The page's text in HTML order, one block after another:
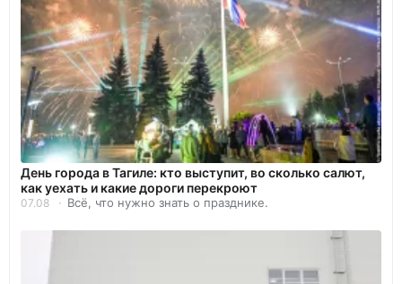
День города в Тагиле: кто выступит, во сколько салют,
как уехать и какие дороги перекроют
07.08 Всё, что нужно знать о празднике.